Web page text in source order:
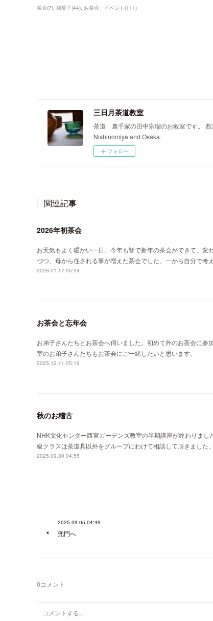
茶会(7) 和菓子(44) お茶会、イベント(111)
三日月茶道教室
茶道 裏千家の田中宗瑠のお教室です。
Nishinomiya and Osaka.
フォロー
関連記事
2026年初茶会
お天気もよく暖かい一日。今年も皆で新年の茶会ができて、
づつ、母から任される事が増えた茶会でした。一から自分で
2026.01.17 05:34
お茶会と忘年会
お弟子さんたちとお茶会へ伺いました。初めて外のお茶会に
室のお弟子さんたちもお茶会にご一緒したいと思います。
2025.12.11 05:19
秋のお稽古
NHK文化センター西宮ガーデンズ教室の半期講座が終わりま
級クラスは茶道具以外をグループにわけて相談して頂きまし
2025.09.30 04:55
2025.09.05 04:49
兜門へ
0コメント